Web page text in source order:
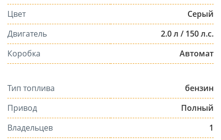
Цвет
Серый
Двигатель
2.0 л / 150 л.с.
Коробка
Автомат
Тип топлива
бензин
Привод
Полный
Владельцев
1